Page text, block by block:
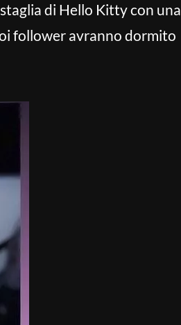
di Hello Kitty con una
follower avranno dormito